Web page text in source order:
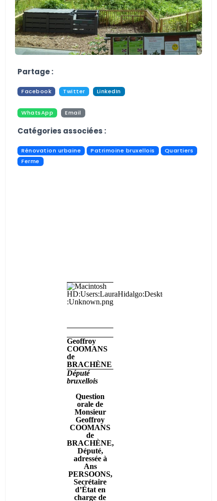
Partage :
Facebook Twitter LinkedIn
WhatsApp Email
Catégories associées :
Rénovation urbaine Patrimoine bruxellois
Quartiers
Ferme